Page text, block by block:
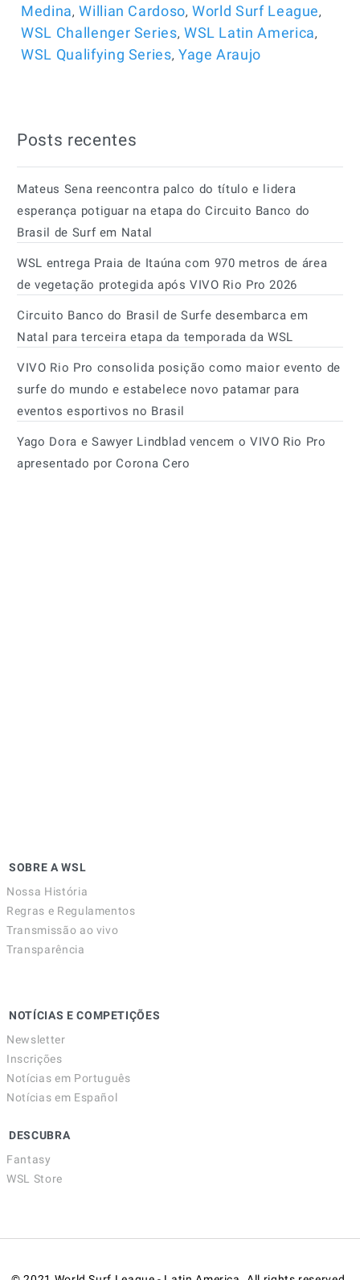
Medina,Willian Cardoso,World Surf League,
WSL Challenger Series, WSL Latin America,
WSL Qualifying Series, Yage Araujo
Posts recentes
Mateus Sena reencontra palco do título e lidera
esperança potiguar na etapa do Circuito Banco do
Brasil de Surf em Natal
WSL entrega Praia de Itaúna com 970 metros de área
de vegetação protegida após VIVO Rio Pro 2026
Circuito Banco do Brasil de Surfe desembarca em
Natal para terceira etapa da temporada da WSL
VIVO Rio Pro consolida posição como maior evento de
surfe do mundo e estabelece novo patamar para
eventos esportivos no Brasil
Yago Dora e Sawyer Lindblad vencem o VIVO Rio Pro
apresentado por Corona Cero
SOBRE A WSL
Nossa História
Regras e Regulamentos
Transmissão ao vivo
Transparência
NOTÍCIAS E COMPETIÇÕES
Newsletter
Inscrições
Notícias em Português
Notícias em Español
DESCUBRA
Fantasy
WSL Store